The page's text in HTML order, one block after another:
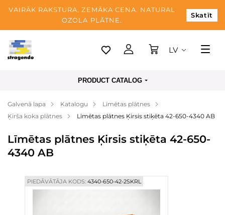
VAIRĀK RAKSTURA, ZEMĀKA CENA. NATURAL
OZOLA PLĀTNE.
Skatīt
Tallina
Apmaksa
Blogs
LV
PRODUCT CATALOG
Galvenā lapa Katalogu
Līmētas plātnes
Ķirša koka plātnes
Līmētas plātnes Ķirsis stiķēta 42-650-4340 AB
Līmētas plātnes Ķirsis stiķēta 42-650-
4340 AB
PIEDĀVĀTĀJA KODS:4340-650-42-2SKRL